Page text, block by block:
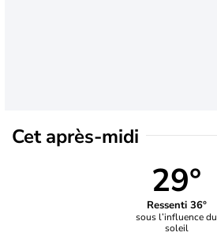
Cet après-midi
29°
Ressenti 36°
sous l’influence du
soleil